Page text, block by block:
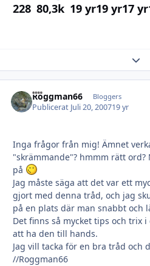
228 80,3k 19 yr19 yr17 yr
Roggman66 Bloggers
Publicerat Juli 20, 200719 yr
Inga frågor från mig! Ämnet
"skrämmande"? hmmm rätt ord?
på
Jag måste säga att det var ett
gjort med denna tråd, och jag
på en plats där man snabbt och
Det finns så mycket tips och trix
att ha den till hands.
Jag vill tacka för en bra tråd och
//Roggman66